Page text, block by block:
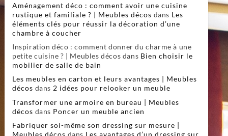
Aménagement déco : comment avoir une cuisine
rustique et familiale ? | Meubles décos dans Les
éléments clés pour réussir la décoration d’une
chambre à coucher
Inspiration déco : comment donner du charme à une
petite cuisine ? | Meubles décos dans Bien choisir le
mobilier de salle de bain
Les meubles en carton et leurs avantages | Meubles
décos dans 2 idées pour relooker un meuble
Transformer une armoire en bureau | Meubles
décos dans Poncer un meuble ancien
Fabriquer soi-même son dressing sur mesure |